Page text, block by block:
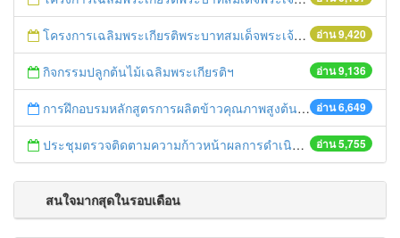
อ่าน 9,420
โครงการเฉลิมพระเกียรติพระบาทสมเด็จพระเจ้าอยู่หัว เนื่องในโอกาสมหามงคลเสด็จเถลิงถวัลยราชสมบัติครบ 70 ปี ฯ
อ่าน 9,136
กิจกรรมปลูกต้นไม้เฉลิมพระเกียรติฯ
อ่าน 6,649
การฝึกอบรมหลักสูตรการผลิตข้าวคุณภาพสูงต้นทุนต่ำ ปี 2559
อ่าน 5,755
ประชุมตรวจติดตามความก้าวหน้าผลการดำเนินงานขับเคลื่อนนโยบายของกระทรวงเกษตรและสหกรณ์แบบเบ็ดเสร็จ
สนใจมากสุดในรอบเดือน